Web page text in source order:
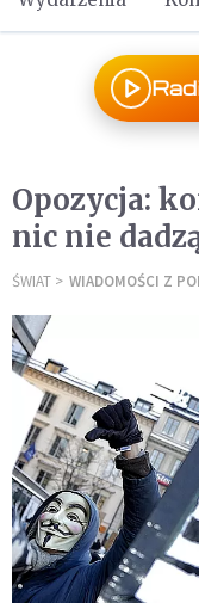
Opozycja:
nic nie
ŚWIAT WIADOMOŚCI Z